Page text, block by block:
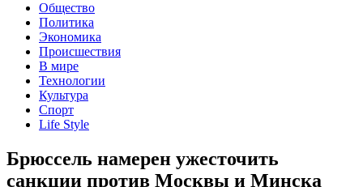
Общество
Политика
Экономика
Происшествия
В мире
Технологии
Культура
Спорт
Life Style
Брюссель намерен ужесточить
санкции против Москвы и Минска